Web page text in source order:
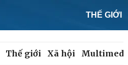
THẾ GIỚI
Thế giới Xã hội